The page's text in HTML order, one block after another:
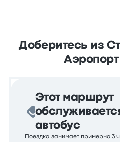
Доберитесь из
Этот маршрут
автобус
Поездка занимает примерно 3